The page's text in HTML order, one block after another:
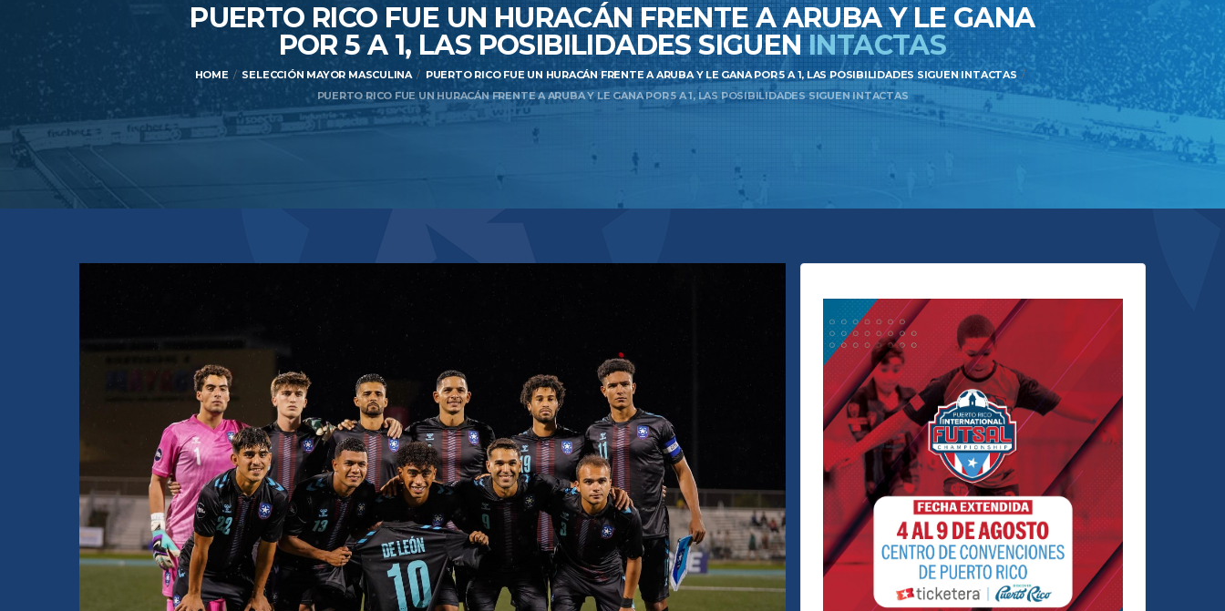
PUERTO RICO FUE UN HURACÁN FRENTE A ARUBA Y LE GANA
POR 5 A 1, LAS POSIBILIDADES SIGUENINTACTAS
HOME SELECCIÓN MAYOR MASCULINA
PUERTO RICO FUE UN HURACÁN FRENTE A ARUBA Y LE GANA POR 5 A 1, LAS POSIBILIDADES SIGUEN INTACTAS
PUERTO RICO FUE UN HURACÁN FRENTE A ARUBA Y LE GANA POR 5 A 1, LAS POSIBILIDADES SIGUEN INTACTAS